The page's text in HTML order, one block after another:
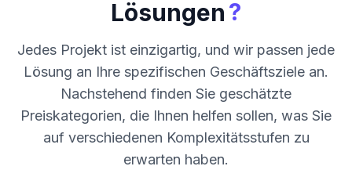
Lösungen?
Jedes Projekt ist einzigartig, und wir passen jede
Lösung an Ihre spezifischen Geschäftsziele an.
Nachstehend finden Sie geschätzte
Preiskategorien, die Ihnen helfen sollen, was Sie
auf verschiedenen Komplexitätsstufen zu
erwarten haben.